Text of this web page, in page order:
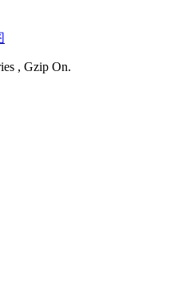
, Gzip On.